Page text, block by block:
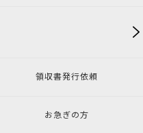
領収書発行依頼
お急ぎの方